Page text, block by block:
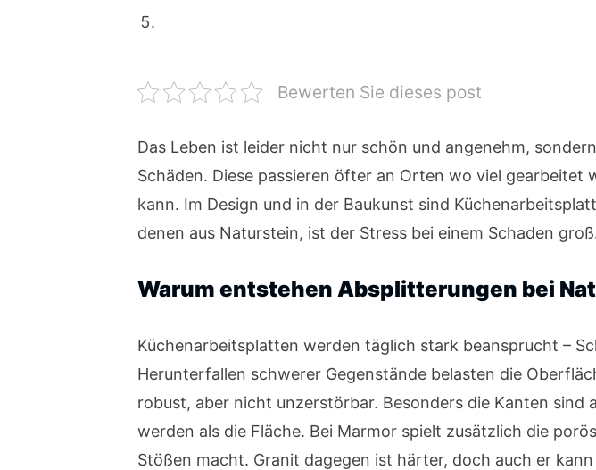
Bewerten Sie dieses post
Das Leben ist leider nicht nur schön und angenehm,
Schäden. Diese passieren öfter an Orten wo viel
kann. Im Design und in der Baukunst sind
denen aus Naturstein, ist der Stress bei einem Schaden
Warum entstehen Absplitterungen bei
Küchenarbeitsplatten werden täglich stark beansprucht –
Herunterfallen schwerer Gegenstände belasten die
robust, aber nicht unzerstörbar. Besonders die Kanten
werden als die Fläche. Bei Marmor spielt zusätzlich die
Stößen macht. Granit dagegen ist härter, doch auch er